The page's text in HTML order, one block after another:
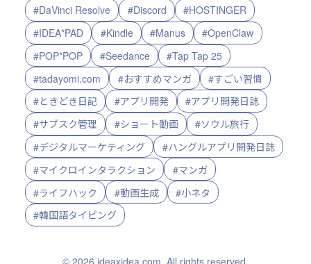
#DaVinci Resolve
#Discord
#HOSTINGER
#IDEA*PAD
#Kindle #Manus
#OpenClaw
#POP*POP
#Seedance
#Tap Tap 25
#tadayomi.com
#おすすめマンガ
#すごい習慣
#ときどき日記
#アプリ開発
#アプリ開発日誌
#サブスク管理
#ショート動画
#ソウル旅行
#デジタルマーケティング
#ハングルアプリ開発日誌
#マイクロインタラクション
#マンガ
#ライフハック
#動画生成
#小ネタ
#韓国語タイピング
© 2026 ideaxidea.com. All rights reserved.